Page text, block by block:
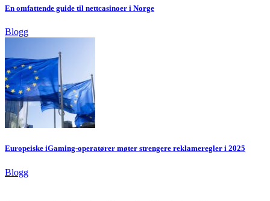
En omfattende guide til nettcasinoer i Norge
Blogg
Europeiske iGaming-operatører møter strengere reklameregler i 2025
Blogg